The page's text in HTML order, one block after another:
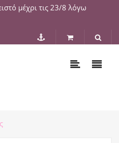
μέχρι τις 23/8 λόγω